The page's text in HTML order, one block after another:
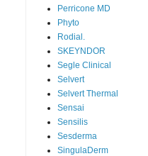
Perricone MD
Phyto
Rodial.
SKEYNDOR
Segle Clinical
Selvert
Selvert Thermal
Sensai
Sensilis
Sesderma
SingulaDerm